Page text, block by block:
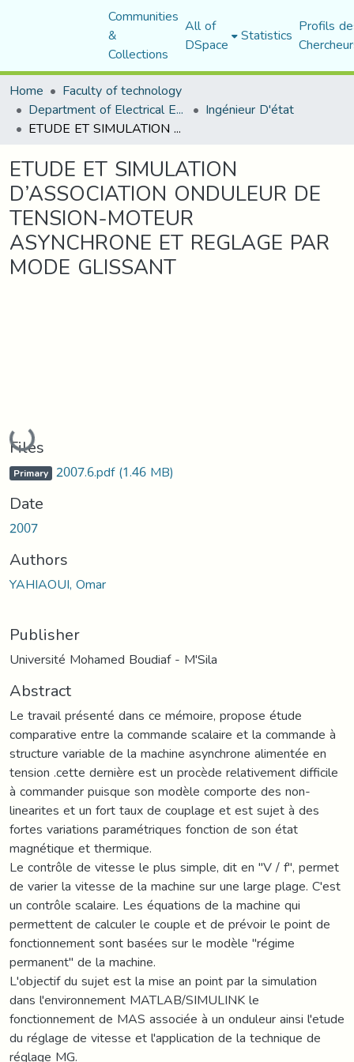
Communities
&
Collections
All of
DSpace Statistics Profils
Home
Faculty of technology
Department of Electrical Engineering Ingénieur D'état
ETUDE ET SIMULATION D’ASSOCIATION ONDULEUR DE TENSION-MOTEUR ASYNCHRONE ET REGLAGE PAR MODE GLISSANT
ETUDE ET SIMULATION
D’ASSOCIATION ONDULEUR DE
TENSION-MOTEUR
ASYNCHRONE ET REGLAGE PAR
MODE GLISSANT
Loading...
Files
Primary 2007.6.pdf(1.46 MB)
Date
2007
Authors
YAHIAOUI, Omar
Publisher
Université Mohamed Boudiaf - M'Sila
Abstract
Le travail présenté dans ce mémoire, propose étude
comparative entre la commande scalaire et la commande à
structure variable de la machine asynchrone alimentée en
tension .cette dernière est un procède relativement difficile
à commander puisque son modèle comporte des non-
linearites et un fort taux de couplage et est sujet à des
fortes variations paramétriques fonction de son état
magnétique et thermique.
Le contrôle de vitesse le plus simple, dit en "V / f", permet
de varier la vitesse de la machine sur une large plage. C'est
un contrôle scalaire. Les équations de la machine qui
permettent de calculer le couple et de prévoir le point de
fonctionnement sont basées sur le modèle "régime
permanent" de la machine.
L'objectif du sujet est la mise an point par la simulation
dans l'environnement MATLAB/SIMULINK le
fonctionnement de MAS associée à un onduleur ainsi l'etude
du réglage de vitesse et l'application de la technique de
réglage MG.